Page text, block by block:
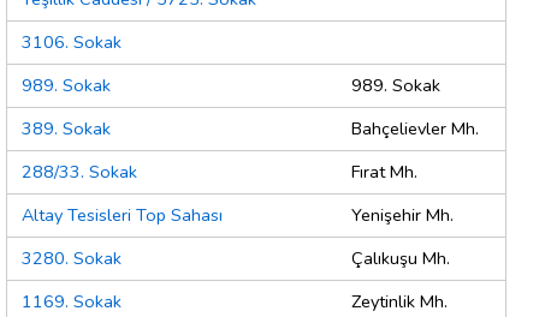
3106. Sokak
989. Sokak
989. Sokak
389. Sokak
Bahçelievler Mh.
288/33. Sokak
Fırat Mh.
Altay Tesisleri Top Sahası
Yenişehir Mh.
3280. Sokak
Çalıkuşu Mh.
1169. Sokak
Zeytinlik Mh.